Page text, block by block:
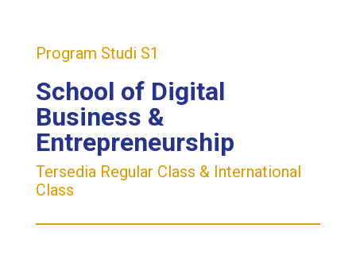
Program Studi S1
School of Digital
Business &
Entrepreneurship
Tersedia Regular Class & International
Class